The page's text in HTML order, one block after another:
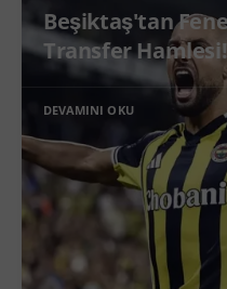
Beşiktaş'tan
Transfer Hamlesi!
DEVAMINI OKU